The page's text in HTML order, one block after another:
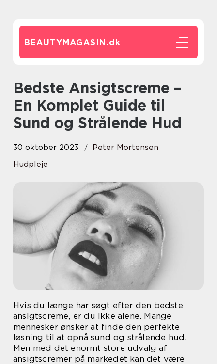
BEAUTYMAGASIN.dk
Bedste Ansigtscreme –
En Komplet Guide til
Sund og Strålende Hud
30 oktober 2023
Peter Mortensen
Hudpleje
Hvis du længe har søgt efter den bedste
ansigtscreme, er du ikke alene. Mange
mennesker ønsker at finde den perfekte
løsning til at opnå sund og strålende hud.
Men med det enormt store udvalg af
ansigtscremer på markedet kan det være